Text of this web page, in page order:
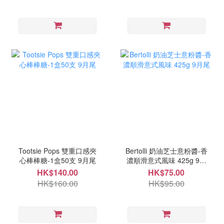
Tootsie Pops 雙重口感夾
心棒棒糖-1盒50支 9月尾
HK$140.00
HK$160.00
Bertolli 奶油芝士意粉醬-香
濃順滑意式風味 425g 9月
尾
HK$75.00
HK$95.00